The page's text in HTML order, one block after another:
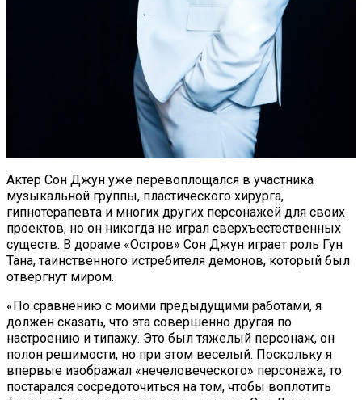
Актер Сон Джун уже перевоплощался в участника
музыкальной группы, пластического хирурга,
гипнотерапевта и многих других персонажей для своих
проектов, но он никогда не играл сверхъестественных
существ. В дораме «Остров» Сон Джун играет роль Гун
Тана, таинственного истребителя демонов, который был
отвергнут миром.
«По сравнению с моими предыдущими работами, я
должен сказать, что эта совершенно другая по
настроению и типажу. Это был тяжелый персонаж, он
полон решимости, но при этом веселый. Поскольку я
впервые изображал «нечеловеческого» персонажа, то
постарался сосредоточиться на том, чтобы воплотить